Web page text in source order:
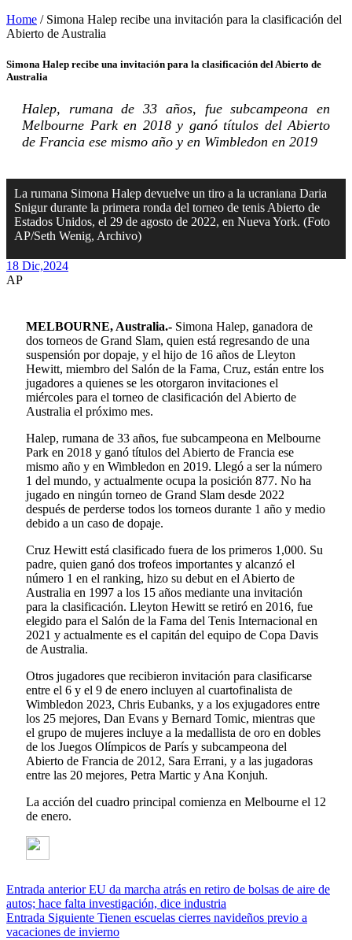
Home / Simona Halep recibe una invitación para la clasificación del
Abierto de Australia
Simona Halep recibe una invitación para la clasificación del Abierto de
Australia
Halep, rumana de 33 años, fue subcampeona en
Melbourne Park en 2018 y ganó títulos del Abierto
de Francia ese mismo año y en Wimbledon en 2019
La rumana Simona Halep devuelve un tiro a la ucraniana Daria
Snigur durante la primera ronda del torneo de tenis Abierto de
Estados Unidos, el 29 de agosto de 2022, en Nueva York. (Foto
AP/Seth Wenig, Archivo)
18 Dic,2024
AP
MELBOURNE, Australia.- Simona Halep, ganadora de
dos torneos de Grand Slam, quien está regresando de una
suspensión por dopaje, y el hijo de 16 años de Lleyton
Hewitt, miembro del Salón de la Fama, Cruz, están entre los
jugadores a quienes se les otorgaron invitaciones el
miércoles para el torneo de clasificación del Abierto de
Australia el próximo mes.
Halep, rumana de 33 años, fue subcampeona en Melbourne
Park en 2018 y ganó títulos del Abierto de Francia ese
mismo año y en Wimbledon en 2019. Llegó a ser la número
1 del mundo, y actualmente ocupa la posición 877. No ha
jugado en ningún torneo de Grand Slam desde 2022
después de perderse todos los torneos durante 1 año y medio
debido a un caso de dopaje.
Cruz Hewitt está clasificado fuera de los primeros 1,000. Su
padre, quien ganó dos trofeos importantes y alcanzó el
número 1 en el ranking, hizo su debut en el Abierto de
Australia en 1997 a los 15 años mediante una invitación
para la clasificación. Lleyton Hewitt se retiró en 2016, fue
elegido para el Salón de la Fama del Tenis Internacional en
2021 y actualmente es el capitán del equipo de Copa Davis
de Australia.
Otros jugadores que recibieron invitación para clasificarse
entre el 6 y el 9 de enero incluyen al cuartofinalista de
Wimbledon 2023, Chris Eubanks, y a los exjugadores entre
los 25 mejores, Dan Evans y Bernard Tomic, mientras que
el grupo de mujeres incluye a la medallista de oro en dobles
de los Juegos Olímpicos de París y subcampeona del
Abierto de Francia de 2012, Sara Errani, y a las jugadoras
entre las 20 mejores, Petra Martic y Ana Konjuh.
La acción del cuadro principal comienza en Melbourne el 12
de enero.
Entrada anterior EU da marcha atrás en retiro de bolsas de aire de
autos; hace falta investigación, dice industria
Entrada Siguiente Tienen escuelas cierres navideños previo a
vacaciones de invierno